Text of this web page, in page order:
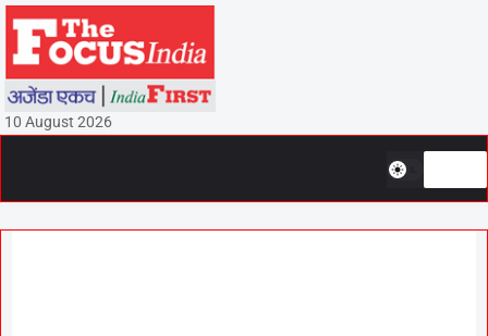
10 August 2026